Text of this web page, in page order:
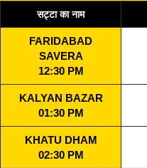
सट्टा का नाम
FARIDABAD
SAVERA
12:30 PM
KALYAN BAZAR
01:30 PM
KHATU DHAM
02:30 PM